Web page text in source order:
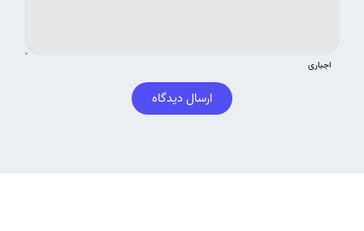
اجباری
ارسال دیدگاه